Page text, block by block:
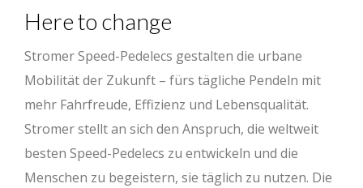
Here to change
Stromer Speed-Pedelecs gestalten die urbane
Mobilität der Zukunft – fürs tägliche Pendeln mit
mehr Fahrfreude, Effizienz und Lebensqualität.
Stromer stellt an sich den Anspruch, die weltweit
besten Speed-Pedelecs zu entwickeln und die
Menschen zu begeistern, sie täglich zu nutzen. Die